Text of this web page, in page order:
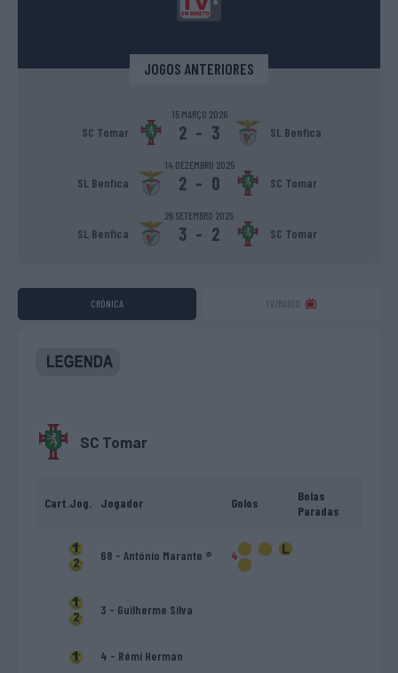
JOGOS ANTERIORES
15 MARÇO 2026
SC Tomar 2 - 3 SL Benfica
14 DEZEMBRO 2025
SL Benfica 2 - 0 SC Tomar
26 SETEMBRO 2025
SL Benfica 3 - 2 SC Tomar
CRÓNICA TV/RADIO
SC Tomar
Cart.Jog. Jogador Golos
Bolas
Paradas
68 - António Marante ® 4
3 - Guilherme Silva
4 - Rémi Herman